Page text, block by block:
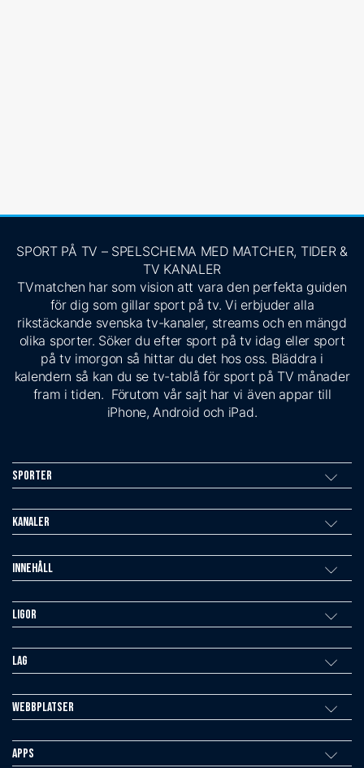
SPORT PÅ TV – SPELSCHEMA MED MATCHER, TIDER &
TV KANALER
TVmatchen har som vision att vara den perfekta guiden
för dig som gillar sport på tv. Vi erbjuder alla
rikstäckande svenska tv-kanaler, streams och en mängd
olika sporter. Söker du efter sport på tv idag eller sport
på tv imorgon så hittar du det hos oss. Bläddra i
kalendern så kan du se tv-tablå för sport på TV månader
fram i tiden. Förutom vår sajt har vi även appar till
iPhone, Android och iPad.
Sporter
Kanaler
Innehåll
Ligor
Lag
Webbplatser
Apps